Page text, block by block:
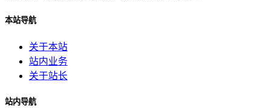
本站导航
关于本站
站内业务
关于站长
站内导航